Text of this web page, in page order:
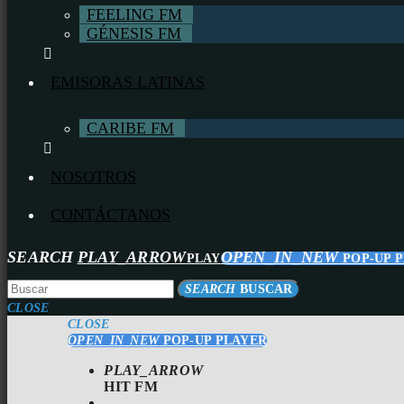
FEELING FM
GÉNESIS FM
EMISORAS LATINAS
CARIBE FM
NOSOTROS
CONTÁCTANOS
SEARCH PLAY_ARROWPLAYOPEN_IN_NEW POP-UP
SEARCH BUSCAR
CLOSE
CLOSE
OPEN_IN_NEWPOP-UP PLAYER
PLAY_ARROW
HIT FM